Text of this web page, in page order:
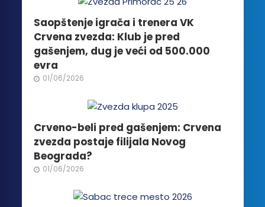
mogu
biti
izabrane
na
stranici
proizvoda.
Saopštenje igrača i trenera VK
Crvena zvezda: Klub je pred
gašenjem, dug je veći od 500.000
evra
01/06/2026
Crveno-beli pred gašenjem: Crvena
zvezda postaje filijala Novog
Beograda?
01/06/2026